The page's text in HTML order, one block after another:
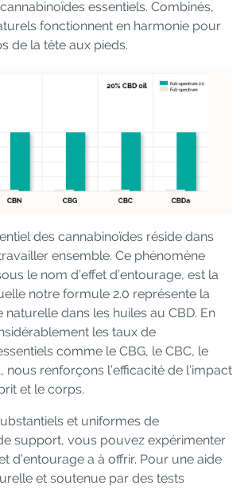
essentiels. Combinés,
fonctionnent en harmonie pour
de la tête aux pieds.
des cannabinoïdes réside dans
ensemble. Ce phénomène
le nom d’effet d’entourage, est la
notre formule 2.0 représente la
naturelle dans les huiles au CBD. En
les taux de
comme le CBG, le CBC, le
nous renforçons l’efficacité de l’impact
et le corps.
et uniformes de
support, vous pouvez expérimenter
d’entourage a à offrir. Pour une aide
et soutenue par des tests